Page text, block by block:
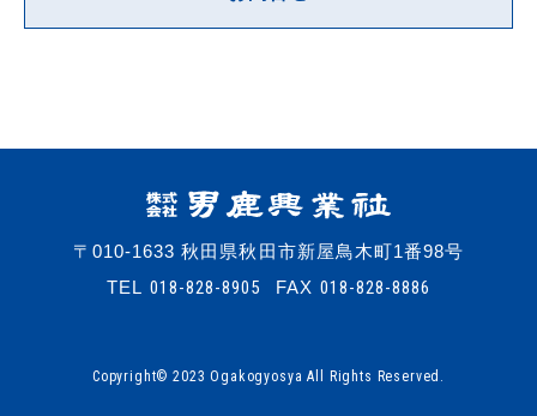
〒010-1633 秋田県秋田市新屋鳥木町1番98号
TEL 018-828-8905 FAX 018-828-8886
Copyright© 2023 Ogakogyosya All Rights Reserved.